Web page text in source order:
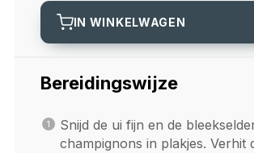
IN WINKELWAGEN
Bereidingswijze
Snijd de ui fijn en de
champignons in plakjes. Verhit